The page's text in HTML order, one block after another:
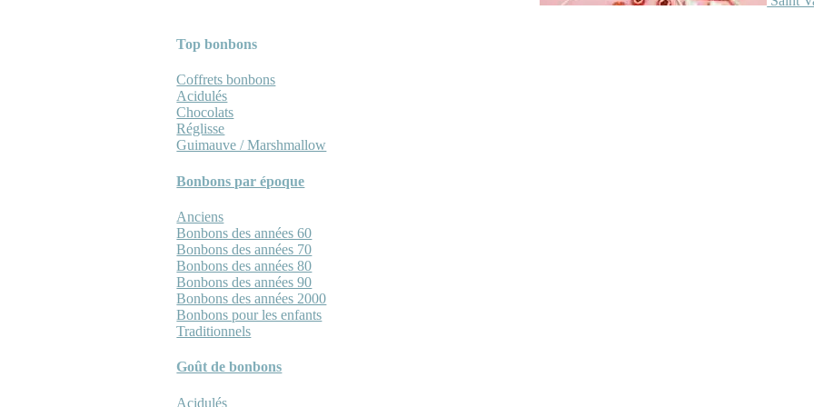
Top bonbons
Coffrets bonbons
Acidulés
Chocolats
Réglisse
Guimauve / Marshmallow
Bonbons par époque
Anciens
Bonbons des années 60
Bonbons des années 70
Bonbons des années 80
Bonbons des années 90
Bonbons des années 2000
Bonbons pour les enfants
Traditionnels
Goût de bonbons
Acidulés